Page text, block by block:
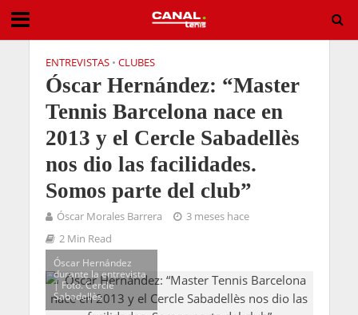
ENTREVISTAS • CLUBES
Óscar Hernández: “Master
Tennis Barcelona nace en
2013 y el Cercle Sabadellès
nos dio las facilidades.
Somos parte del club”
Óscar Morales Barrera
3 meses hace
2 Min Read
Óscar Hernández
durante la entrevista
| Foto. Cercle
Sabadellès